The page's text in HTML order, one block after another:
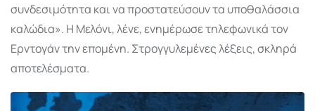
συνδεσιμότητα και να προστατεύσουν τα υποθαλάσσια
καλώδια». Η Μελόνι, λένε, ενημέρωσε τηλεφωνικά τον
Ερντογάν την επομένη. Στρογγυλεμένες λέξεις, σκληρά
αποτελέσματα.